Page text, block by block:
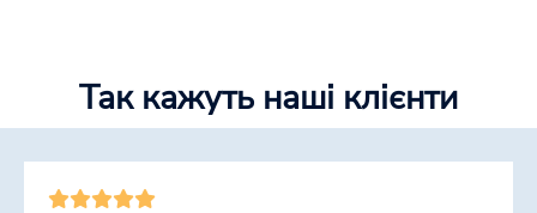
Так кажуть наші клієнти